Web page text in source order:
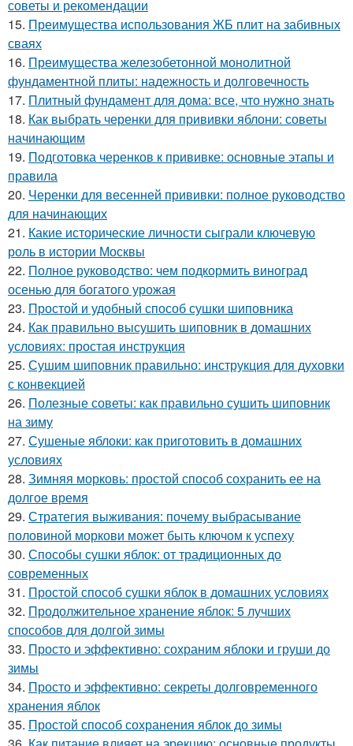
советы и рекомендации
15. Преимущества использования ЖБ плит на забивных
сваях
16. Преимущества железобетонной монолитной
фундаментной плиты: надежность и долговечность
17. Плитный фундамент для дома: все, что нужно знать
18. Как выбрать черенки для прививки яблони: советы
начинающим
19. Подготовка черенков к прививке: основные этапы и
правила
20. Черенки для весенней прививки: полное руководство
для начинающих
21. Какие исторические личности сыграли ключевую
роль в истории Москвы
22. Полное руководство: чем подкормить виноград
осенью для богатого урожая
23. Простой и удобный способ сушки шиповника
24. Как правильно высушить шиповник в домашних
условиях: простая инструкция
25. Сушим шиповник правильно: инструкция для духовки
с конвекцией
26. Полезные советы: как правильно сушить шиповник
на зиму
27. Сушеные яблоки: как приготовить в домашних
условиях
28. Зимняя морковь: простой способ сохранить ее на
долгое время
29. Стратегия выживания: почему выбрасывание
половиной моркови может быть ключом к успеху
30. Способы сушки яблок: от традиционных до
современных
31. Простой способ сушки яблок в домашних условиях
32. Продолжительное хранение яблок: 5 лучших
способов для долгой зимы
33. Просто и эффективно: сохраним яблоки и груши до
зимы
34. Просто и эффективно: секреты долговременного
хранения яблок
35. Простой способ сохранения яблок до зимы